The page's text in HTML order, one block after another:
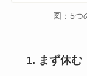
図：5つ
まず休む